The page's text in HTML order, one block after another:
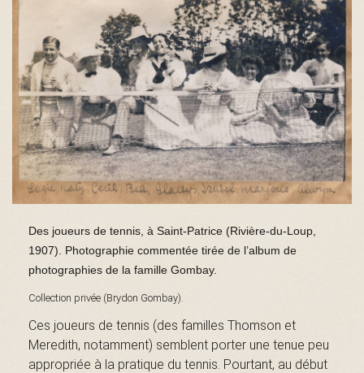
Des joueurs de tennis, à Saint-Patrice (Rivière-du-Loup,
1907). Photographie commentée tirée de l’album de
photographies de la famille Gombay.
Collection privée (Brydon Gombay).
Ces joueurs de tennis (des familles Thomson et
Meredith, notamment) semblent porter une tenue peu
appropriée à la pratique du tennis. Pourtant, au début